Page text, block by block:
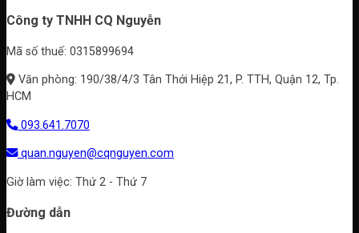
gian
Công ty TNHH CQ Nguyễn
Mã số thuế: 0315899694
Văn phòng: 190/38/4/3 Tân Thới Hiệp 21, P. TTH, Quận 12, Tp.
HCM
093.641.7070
quan.nguyen@cqnguyen.com
Giờ làm việc: Thứ 2 - Thứ 7
Đường dẫn